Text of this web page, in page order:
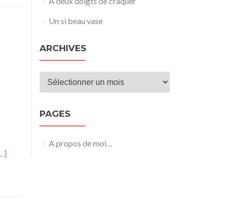
Un si beau vase
ARCHIVES
Archives
PAGES
A propos de moi…